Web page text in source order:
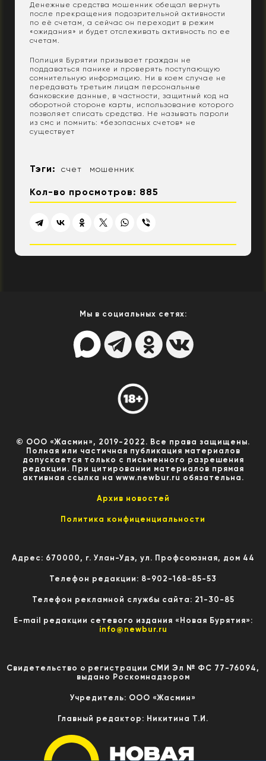
Денежные средства мошенник обещал вернуть
после прекращения подозрительной активности
по её счетам, а сейчас он переходит в режим
«ожидания» и будет отслеживать активность по ее
счетам.
Полиция Бурятии призывает граждан не
поддаваться панике и проверять поступающую
сомнительную информацию. Ни в коем случае не
передавать третьим лицам персональные
банковские данные, в частности, защитный код на
оборотной стороне карты, использование которого
позволяет списать средства. Не называть пароли
из смс и помнить: «безопасных счетов» не
существует
Тэги: счет мошенник
Кол-во просмотров: 885
Мы в социальных сетях:
© ООО «Жасмин», 2019-2022. Все права защищены.
Полная или частичная публикация материалов
допускается только с письменного разрешения
редакции. При цитировании материалов прямая
активная ссылка на www.newbur.ru обязательна.
Архив новостей
Политика конфиценциальности
Адрес: 670000, г. Улан-Удэ, ул. Профсоюзная, дом 44
Телефон редакции: 8-902-168-85-53
Телефон рекламной службы сайта: 21-30-85
E-mail редакции сетевого издания «Новая Бурятия»:
info@newbur.ru
Свидетельство о регистрации СМИ Эл № ФС 77-76094,
выдано Роскомнадзором
Учредитель: ООО «Жасмин»
Главный редактор: Никитина Т.И.